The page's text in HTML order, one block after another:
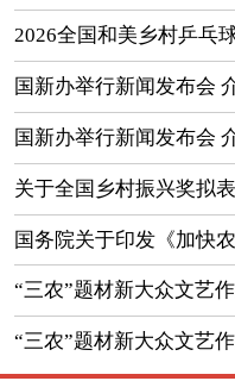
2026全国和美乡村乒乓
国新办举行新闻发布会
运行情况
国新办举行新闻发布会
（实录）
关于全国乡村振兴奖拟
国务院关于印发《加快
的通知
“三农”题材新大众文艺
“三农”题材新大众文艺